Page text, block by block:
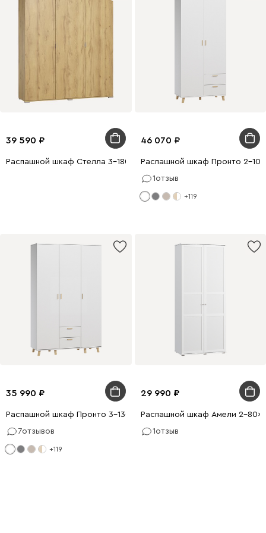
39 590
Распашной шкаф Стелла 3-180x210 Дуб Золотистый
46 070
Распашной шкаф Пронто 2-
1отзыв
+119
35 990
Распашной шкаф Пронто 3-130x210 Белый
7отзывов
+119
29 990
Распашной шкаф Амели 2-
1отзыв